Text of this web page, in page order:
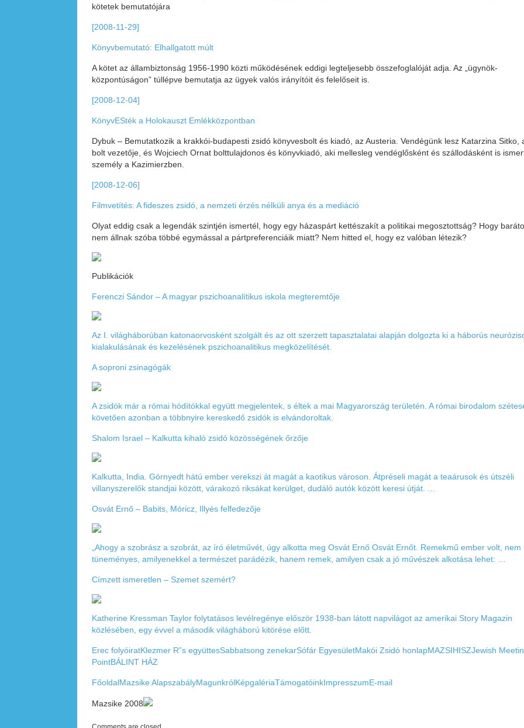
kötetek bemutatójára
[2008-11-29]
Könyvbemutató: Elhallgatott múlt
A kötet az állambiztonság 1956-1990 közti működésének eddigi legteljesebb összefoglalóját adja. Az „ügynök-
központúságon” túllépve bemutatja az ügyek valós irányítóit és felelőseit is.
[2008-12-04]
KönyvESték a Holokauszt Emlékközpontban
Dybuk – Bemutatkozik a krakkói-budapesti zsidó könyvesbolt és kiadó, az Austeria. Vendégünk lesz Katarzina Sitko,
bolt vezetője, és Wojciech Ornat bolttulajdonos és könyvkiadó, aki mellesleg vendéglősként és szállodásként is
személy a Kazimierzben.
[2008-12-06]
Filmvetítés: A fideszes zsidó, a nemzeti érzés nélküli anya és a mediáció
Olyat eddig csak a legendák szintjén ismertél, hogy egy házaspárt kettészakít a politikai megosztottság? Hogy
nem állnak szóba többé egymással a pártpreferenciáik miatt? Nem hitted el, hogy ez valóban létezik?
Publikációk
Ferenczi Sándor – A magyar pszichoanalítikus iskola megteremtője
Az I. világháborúban katonaorvosként szolgált és az ott szerzett tapasztalatai alapján dolgozta ki a háborús
kialakulásának és kezelésének pszichoanalitikus megközelítését.
A soproni zsinagógák
A zsidók már a római hódítókkal együtt megjelentek, s éltek a mai Magyarország területén. A római birodalom
követően azonban a többnyire kereskedő zsidók is elvándoroltak.
Shalom Israel – Kalkutta kihaló zsidó közösségének őrzője
Kalkutta, India. Görnyedt hátú ember verekszi át magát a kaotikus városon. Átpréseli magát a teaárusok és útszéli
villanyszerelők standjai között, várakozó riksákat kerülget, dudáló autók között keresi útját. …
Osvát Ernő – Babits, Móricz, Illyés felfedezője
„Ahogy a szobrász a szobrát, az író életművét, úgy alkotta meg Osvát Ernő Osvát Ernőt. Remekmű ember volt, nem
tüneményes, amilyenekkel a természet parádézik, hanem remek, amilyen csak a jó művészek alkotása lehet: …
Címzett ismeretlen – Szemet szemért?
Katherine Kressman Taylor folytatásos levélregénye először 1938-ban látott napvilágot az amerikai Story Magazin
közlésében, egy évvel a második világháború kitörése előtt.
Erec folyóiratKlezmer R”s együttesSabbatsong zenekarSófár EgyesületMakói Zsidó honlapMAZSIHISZJewish
PointBÁLINT HÁZ
FőoldalMazsike AlapszabályMagunkrólKépgalériaTámogatóinkImpresszumE-mail
Mazsike 2008